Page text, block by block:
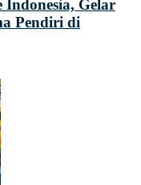
Gelar
Pendiri di